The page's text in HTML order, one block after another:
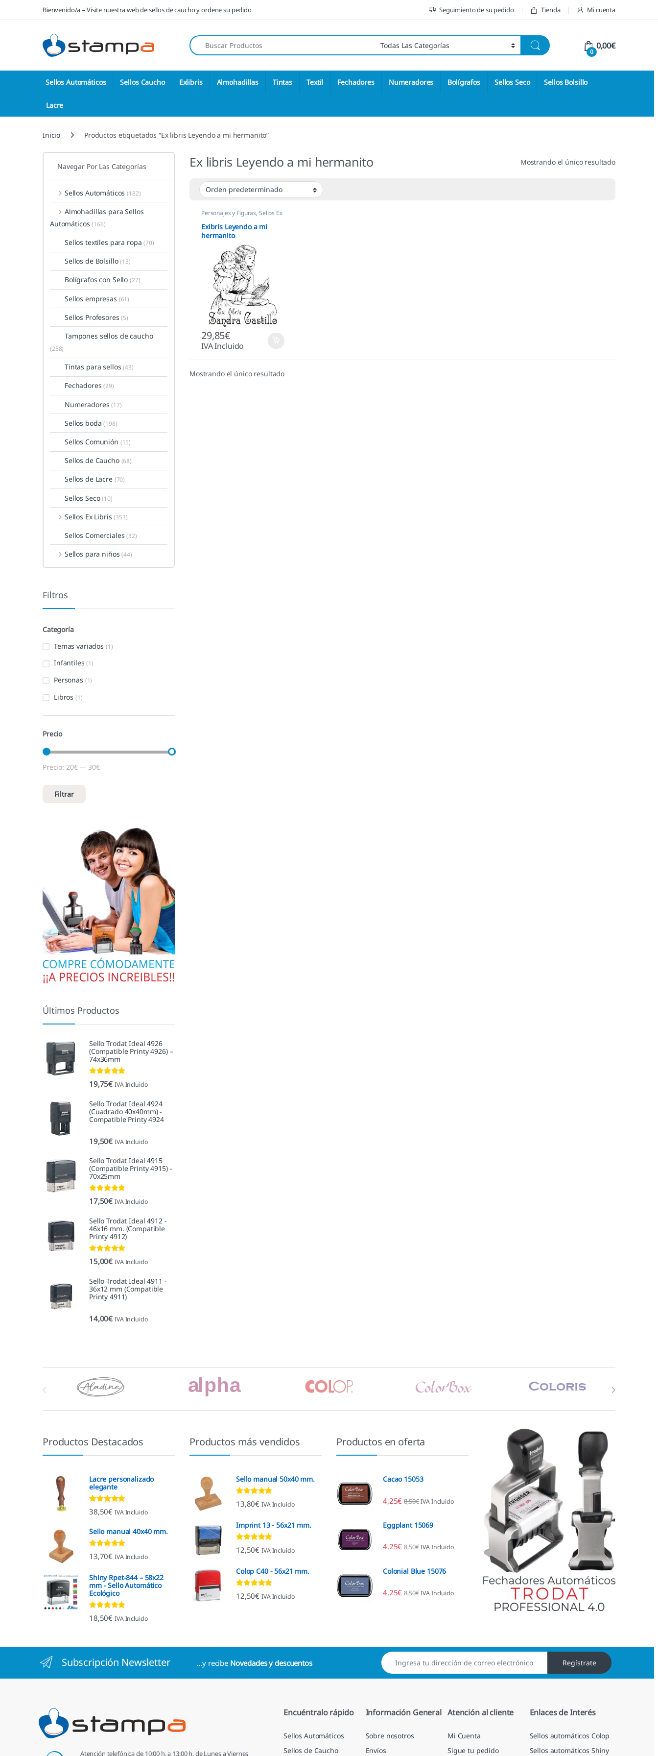
Saltar a la navegación
Saltar al contenidoBienvenido/a – Visite nuestra web de sellos de caucho y ordene su pedido Seguimiento de su pedido Tienda Mi cuenta
Búsqueda de:
0
0,00€
Sellos Automáticos Sellos Caucho Exlibris Almohadillas Tintas Textil Fechadores Numeradores Bolígrafos Sellos Seco Sellos Bolsillo
Lacre
Inicio Productos etiquetados “Ex libris Leyendo a mi hermanito”
Ex libris Leyendo a mi hermanito Mostrando el único resultado
Personajes y Figuras, Sellos Ex
Exibris Leyendo a mi
hermanito
29,85€
IVA Incluido
Mostrando el único resultado
Navegar Por Las Categorías
Sellos Automáticos(182)
Almohadillas para Sellos
Automáticos(166)
Sellos textiles para ropa(70)
Sellos de Bolsillo(13)
Bolígrafos con Sello(27)
Sellos empresas (61)
Sellos Profesores(5)
Tampones sellos de caucho
(258)
Tintas para sellos(43)
Fechadores(29)
Numeradores(17)
Sellos boda(198)
Sellos Comunión (15)
Sellos de Caucho (68)
Sellos de Lacre (70)
Sellos Seco(10)
Sellos Ex Libris(353)
Sellos Comerciales(32)
Sellos para niños(44)
Filtros
Categoría
Temas variados (1)
Infantiles (1)
Personas (1)
Libros (1)
Precio
Precio mínimo
Precio máximo
Filtrar
Precio: 20€— 30€
Últimos Productos
Sello Trodat Ideal 4926
(Compatible Printy 4926) –
74x36mm
Valorado con
5.00de 5
19,75€ IVA Incluido
Sello Trodat Ideal 4924
(Cuadrado 40x40mm) -
Compatible Printy 4924
19,50€ IVA Incluido
Sello Trodat Ideal 4915
(Compatible Printy 4915) -
70x25mm
Valorado con
5.00de 5
17,50€ IVA Incluido
Sello Trodat Ideal 4912 -
46x16 mm. (Compatible
Printy 4912)
Valorado con
5.00de 5
15,00€ IVA Incluido
Sello Trodat Ideal 4911 -
36x12 mm (Compatible
Printy 4911)
14,00€ IVA Incluido
Marcas De Carrusel
Productos Destacados
Lacre personalizado
elegante
Valorado con
4.92de 5
38,50€ IVA Incluido
Sello manual 40x40 mm.
Valorado con
4.96de 5
13,70€ IVA Incluido
Shiny Rpet-844 – 58x22
mm - Sello Automático
Ecológico
Valorado con
4.96de 5
18,50€ IVA Incluido
Productos más vendidos
Sello manual 50x40 mm.
Valorado con
4.80de 5
13,80€ IVA Incluido
Imprint 13 - 56x21 mm.
Valorado con
4.96de 5
12,50€ IVA Incluido
Colop C40 - 56x21 mm.
Valorado con
4.88de 5
12,50€ IVA Incluido
Productos en oferta
Cacao 15053
4,25€ 8,50€ IVA Incluido
Eggplant 15069
4,25€ 8,50€ IVA Incluido
Colonial Blue 15076
4,25€ 8,50€ IVA Incluido
Subscripción Newsletter ...y recibe Novedades y descuentos Regístrate
Atención telefónica de 10:00 h. a 13:00 h. de Lunes a Viernes
Encuéntralo rápido
Sellos Automáticos
Sellos de Caucho
Información General
Sobre nosotros
Envíos
Atención al cliente
Mi Cuenta
Sigue tu pedido
Enlaces de Interés
Sellos automáticos Colop
Sellos automáticos Shiny